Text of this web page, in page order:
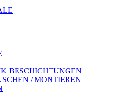
BESCHICHTUNGEN
/ MONTIEREN